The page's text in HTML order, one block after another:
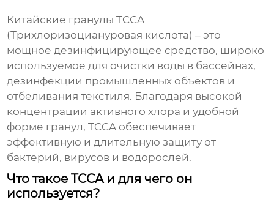
Китайские гранулы TCCA
(Трихлоризоциануровая кислота) – это
мощное дезинфицирующее средство, широко
используемое для очистки воды в бассейнах,
дезинфекции промышленных объектов и
отбеливания текстиля. Благодаря высокой
концентрации активного хлора и удобной
форме гранул, TCCA обеспечивает
эффективную и длительную защиту от
бактерий, вирусов и водорослей.
Что такое TCCA и для чего он
используется?